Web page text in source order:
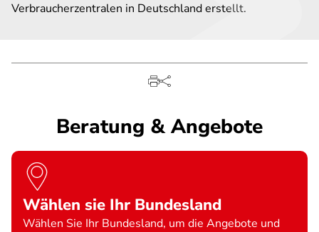
Verbraucherzentralen in Deutschland erstellt.
Beratung & Angebote
Wählen sie Ihr Bundesland
Wählen Sie Ihr Bundesland, um die Angebote und